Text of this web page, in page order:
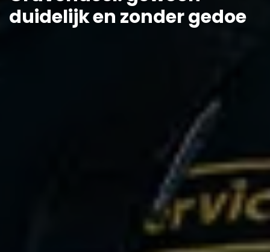
duidelijk en zonder gedoe